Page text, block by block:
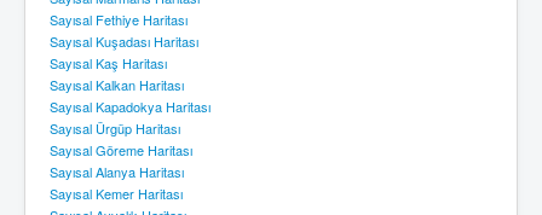
Sayısal Fethiye Haritası
Sayısal Kuşadası Haritası
Sayısal Kaş Haritası
Sayısal Kalkan Haritası
Sayısal Kapadokya Haritası
Sayısal Ürgüp Haritası
Sayısal Göreme Haritası
Sayısal Alanya Haritası
Sayısal Kemer Haritası